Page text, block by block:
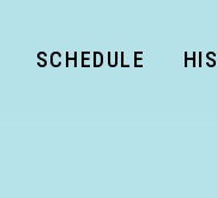
SCHEDULE